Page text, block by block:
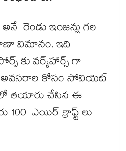
రెండు ఇంజన్లు గల
విమానం. ఇది
కు వర్క్‌హార్స్ గా
అవసరాల కోసం సోవియట్
తయారు చేసిన ఈ
ఎయిర్ క్రాఫ్ట్ లు